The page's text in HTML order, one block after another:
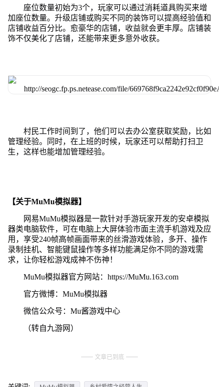
座位数量初始为3个，玩家可以通过消耗道具购买来增
加座位数量。升级店铺或购买不同的装饰可以提高经验值和
店铺收益百分比。愈豪华的店铺，收益就会更丰厚。店铺装
饰不仅美化了店铺，还能带来更多意外收获。
村民工作时间到了，他们可以去办公室获取奖励，比如
管理经验。同时，在上班的时候，玩家还可以帮助打扫卫
生，这样也能增加管理经验。
【关于MuMu模拟器】
网易MuMu模拟器是一款针对手游玩家开发的安卓模拟
器类电脑软件，可在电脑上大屏体验市面主流手机游戏及应
用，享受240帧高帧画面带来的丝滑游戏体验，多开、操作
录制挂机、智能键鼠操作等多样功能满足你不同的游戏需
求，让你轻松游戏成神不伤神！
MuMu模拟器官方网站：https://MuMu.163.com
官方微博：MuMu模拟器
微信公众号：Mu酱游戏中心
（转自九游网）
文章已到底